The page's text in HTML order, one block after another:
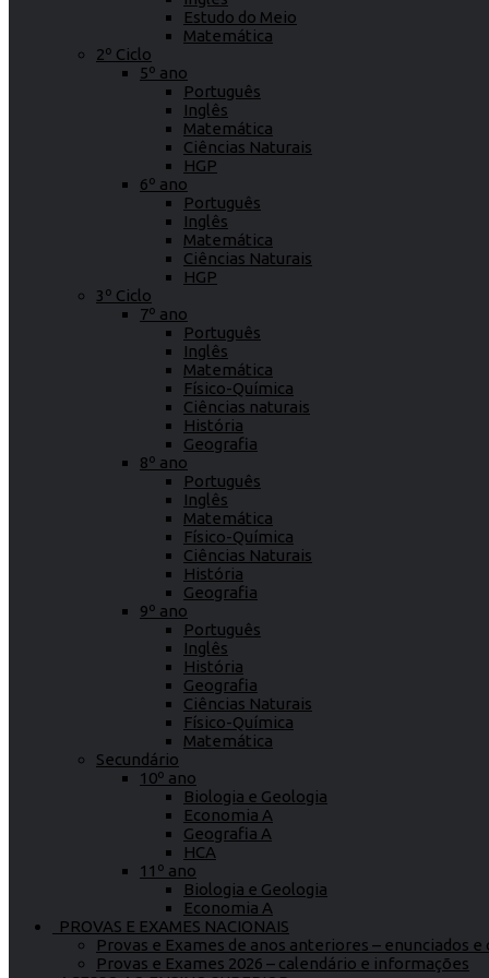
Estudo do Meio
Matemática
2º Ciclo
5º ano
Português
Inglês
Matemática
Ciências Naturais
HGP
6º ano
Português
Inglês
Matemática
Ciências Naturais
HGP
3º Ciclo
7º ano
Português
Inglês
Matemática
Físico-Química
Ciências naturais
História
Geografia
8º ano
Português
Inglês
Matemática
Físico-Química
Ciências Naturais
História
Geografia
9º ano
Português
Inglês
História
Geografia
Ciências Naturais
Físico-Química
Matemática
Secundário
10º ano
Biologia e Geologia
Economia A
Geografia A
HCA
11º ano
Biologia e Geologia
Economia A
PROVAS E EXAMES NACIONAIS
Provas e Exames de anos anteriores – enunciados
Provas e Exames 2026 – calendário e informações